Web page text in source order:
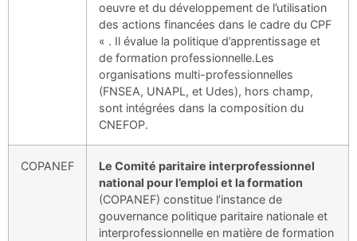
oeuvre et du développement de l’utilisation
des actions financées dans le cadre du CPF
« . Il évalue la politique d’apprentissage et
de formation professionnelle.Les
organisations multi-professionnelles
(FNSEA, UNAPL, et Udes), hors champ,
sont intégrées dans la composition du
CNEFOP.
COPANEF
Le Comité paritaire interprofessionnel
national pour l’emploi et la formation
(COPANEF) constitue l’instance de
gouvernance politique paritaire nationale et
interprofessionnelle en matière de formation